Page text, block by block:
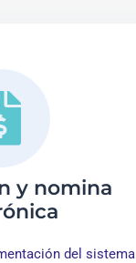
y nomina
del sistema